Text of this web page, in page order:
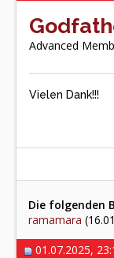
Advanced
Vielen Dank!!!
Die folgenden
ramamara
01.07.2025,